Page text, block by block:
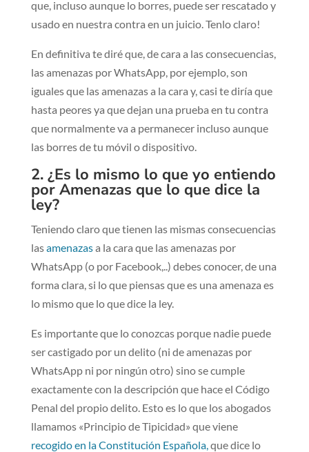
que, incluso aunque lo borres, puede ser rescatado y
usado en nuestra contra en un juicio. Tenlo claro!
En definitiva te diré que, de cara a las consecuencias,
las amenazas por WhatsApp, por ejemplo, son
iguales que las amenazas a la cara y, casi te diría que
hasta peores ya que dejan una prueba en tu contra
que normalmente va a permanecer incluso aunque
las borres de tu móvil o dispositivo.
2. ¿Es lo mismo lo que yo entiendo
por Amenazas que lo que dice la
ley?
Teniendo claro que tienen las mismas consecuencias
lasamenazasa la cara que las amenazas por
WhatsApp (o por Facebook,..) debes conocer, de una
forma clara, si lo que piensas que es una amenaza es
lo mismo que lo que dice la ley.
Es importante que lo conozcas porque nadie puede
ser castigado por un delito (ni de amenazas por
WhatsApp ni por ningún otro) sino se cumple
exactamente con la descripción que hace el Código
Penal del propio delito. Esto es lo que los abogados
llamamos «Principio de Tipicidad» que viene
recogido en la Constitución Española,que dice lo